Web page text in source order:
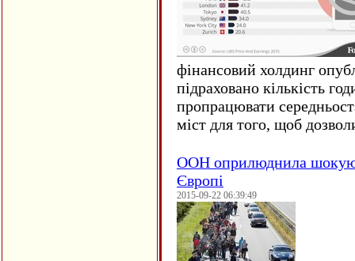
фінансовий холдинг
підраховано кількість
пропрацювати
міст для того, щоб
ООН оприлюднила
Європі
2015-09-22 06:39:49